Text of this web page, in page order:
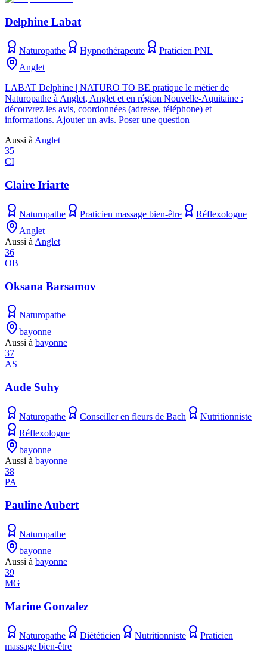
Delphine Labat
Naturopathe Hypnothérapeute
Praticien PNL
Anglet
LABAT Delphine | NATURO TO BE pratique le métier de
Naturopathe à Anglet, Anglet et en région Nouvelle-Aquitaine :
découvrez les avis, coordonnées (adresse, téléphone) et
informations. Ajouter un avis. Poser une question
Aussi à Anglet
35
CI
Claire Iriarte
Naturopathe Praticien massage bien-être
Réflexologue
Anglet
Aussi à Anglet
36
OB
Oksana Barsamov
Naturopathe
bayonne
Aussi à bayonne
37
AS
Aude Suhy
Naturopathe Conseiller en fleurs de Bach
Nutritionniste
Réflexologue
bayonne
Aussi à bayonne
38
PA
Pauline Aubert
Naturopathe
bayonne
Aussi à bayonne
39
MG
Marine Gonzalez
Naturopathe Diététicien Nutritionniste
Praticien
massage bien-être